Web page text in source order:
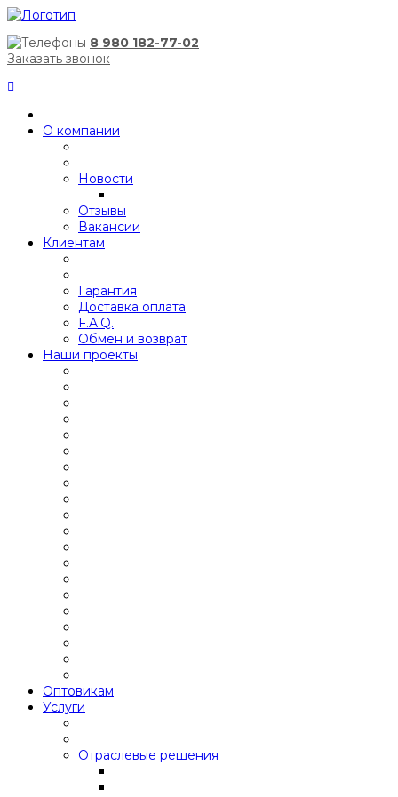
8 980 182-77-02
Заказать звонок
О компании
Новости
Отзывы
Вакансии
Клиентам
Гарантия
Доставка оплата
F.A.Q.
Обмен и возврат
Наши проекты
Оптовикам
Услуги
Отраслевые решения